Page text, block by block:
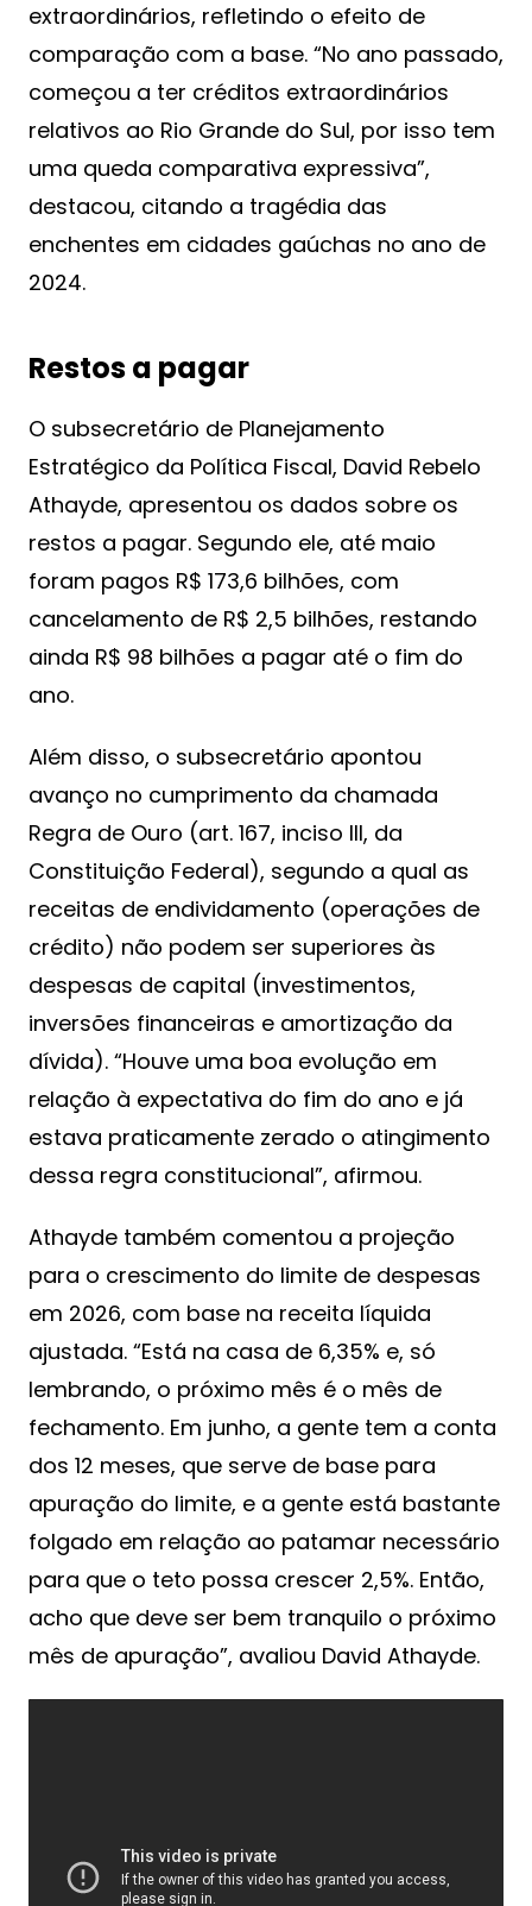
extraordinários, refletindo o efeito de
comparação com a base. “No ano passado,
começou a ter créditos extraordinários
relativos ao Rio Grande do Sul, por isso tem
uma queda comparativa expressiva”,
destacou, citando a tragédia das
enchentes em cidades gaúchas no ano de
2024.
Restos a pagar
O subsecretário de Planejamento
Estratégico da Política Fiscal, David Rebelo
Athayde, apresentou os dados sobre os
restos a pagar. Segundo ele, até maio
foram pagos R$ 173,6 bilhões, com
cancelamento de R$ 2,5 bilhões, restando
ainda R$ 98 bilhões a pagar até o fim do
ano.
Além disso, o subsecretário apontou
avanço no cumprimento da chamada
Regra de Ouro (art. 167, inciso III, da
Constituição Federal), segundo a qual as
receitas de endividamento (operações de
crédito) não podem ser superiores às
despesas de capital (investimentos,
inversões financeiras e amortização da
dívida). “Houve uma boa evolução em
relação à expectativa do fim do ano e já
estava praticamente zerado o atingimento
dessa regra constitucional”, afirmou.
Athayde também comentou a projeção
para o crescimento do limite de despesas
em 2026, com base na receita líquida
ajustada. “Está na casa de 6,35% e, só
lembrando, o próximo mês é o mês de
fechamento. Em junho, a gente tem a conta
dos 12 meses, que serve de base para
apuração do limite, e a gente está bastante
folgado em relação ao patamar necessário
para que o teto possa crescer 2,5%. Então,
acho que deve ser bem tranquilo o próximo
mês de apuração”, avaliou David Athayde.